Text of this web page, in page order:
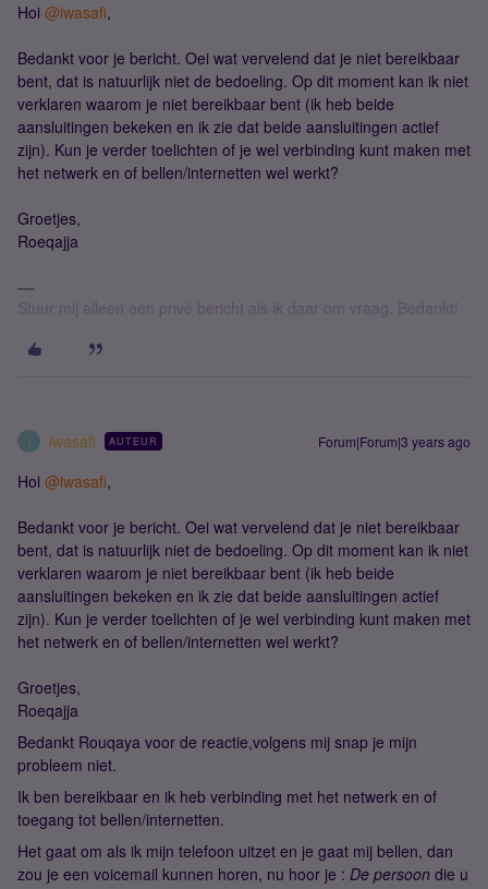
Hoi @iwasafi,
Bedankt voor je bericht. Oei wat vervelend dat je niet bereikbaar
bent, dat is natuurlijk niet de bedoeling. Op dit moment kan ik niet
verklaren waarom je niet bereikbaar bent (ik heb beide
aansluitingen bekeken en ik zie dat beide aansluitingen actief
zijn). Kun je verder toelichten of je wel verbinding kunt maken met
het netwerk en of bellen/internetten wel werkt?
Groetjes,
Roeqajja
Stuur mij alleen een privé bericht als ik daar om vraag. Bedankt!
iwasafi AUTEUR Forum|Forum|3 years ago
Hoi @iwasafi,
Bedankt voor je bericht. Oei wat vervelend dat je niet bereikbaar
bent, dat is natuurlijk niet de bedoeling. Op dit moment kan ik niet
verklaren waarom je niet bereikbaar bent (ik heb beide
aansluitingen bekeken en ik zie dat beide aansluitingen actief
zijn). Kun je verder toelichten of je wel verbinding kunt maken met
het netwerk en of bellen/internetten wel werkt?
Groetjes,
Roeqajja
Bedankt Rouqaya voor de reactie,volgens mij snap je mijn
probleem niet.
Ik ben bereikbaar en ik heb verbinding met het netwerk en of
toegang tot bellen/internetten.
Het gaat om als ik mijn telefoon uitzet en je gaat mij bellen, dan
zou je een voicemail kunnen horen, nu hoor je : De persoon die u